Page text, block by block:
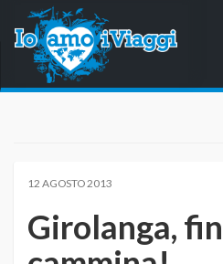
12 AGOSTO 2013
Girolanga,